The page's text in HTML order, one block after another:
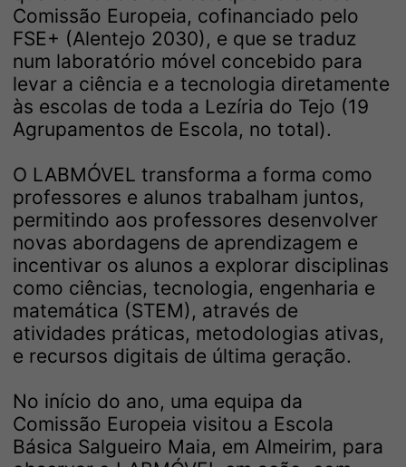
Comissão Europeia, cofinanciado pelo
FSE+ (Alentejo 2030), e que se traduz
num laboratório móvel concebido para
levar a ciência e a tecnologia diretamente
às escolas de toda a Lezíria do Tejo (19
Agrupamentos de Escola, no total).
O LABMÓVEL transforma a forma como
professores e alunos trabalham juntos,
permitindo aos professores desenvolver
novas abordagens de aprendizagem e
incentivar os alunos a explorar disciplinas
como ciências, tecnologia, engenharia e
matemática (STEM), através de
atividades práticas, metodologias ativas,
e recursos digitais de última geração.
No início do ano, uma equipa da
Comissão Europeia visitou a Escola
Básica Salgueiro Maia, em Almeirim, para